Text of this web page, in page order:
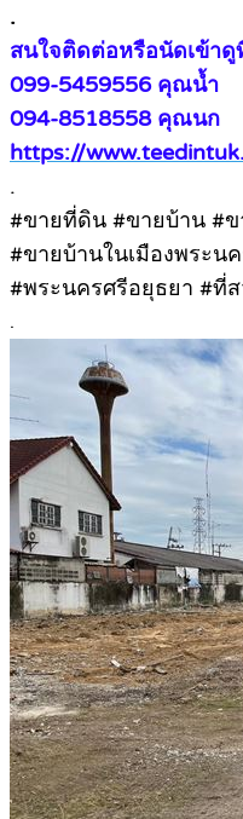
.
สนใจติดต่อหรือนัดเข้า
099-5459556 คุณน้ำ
094-8518558 คุณนก
https://
.
#ขายที่ดิน #ขายบ้าน #
#ขายบ้านในเมืองพระน
#พระนครศรีอยุธยา #ที่
.